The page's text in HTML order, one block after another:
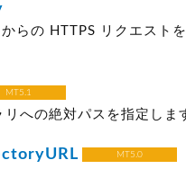
らの HTTPS リクエスト
MT5.1
への絶対パスを指定しま
MT5.0